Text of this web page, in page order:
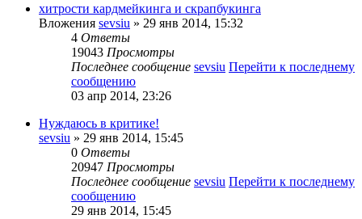
хитрости кардмейкинга и скрапбукинга
Вложения sevsiu » 29 янв 2014, 15:32
4 Ответы
19043 Просмотры
Последнее сообщение sevsiu Перейти к последнему
сообщению
03 апр 2014, 23:26
Нуждаюсь в критике!
sevsiu » 29 янв 2014, 15:45
0 Ответы
20947 Просмотры
Последнее сообщение sevsiu Перейти к последнему
сообщению
29 янв 2014, 15:45